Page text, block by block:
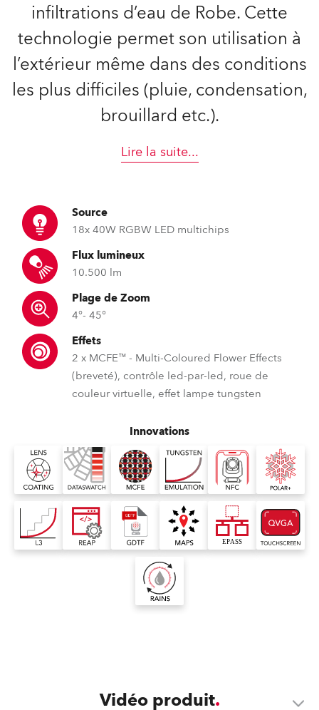
infiltrations d’eau de Robe. Cette
technologie permet son utilisation à
l’extérieur même dans des conditions
les plus difficiles (pluie, condensation,
brouillard etc.).
Lire la suite...
Source
18x 40W RGBW LED multichips
Flux lumineux
10.500 lm
Plage de Zoom
4°- 45°
Effets
2 x MCFE™ - Multi-Coloured Flower Effects
(breveté), contrôle led-par-led, roue de
couleur virtuelle, effet lampe tungsten
Innovations
Vidéo produit